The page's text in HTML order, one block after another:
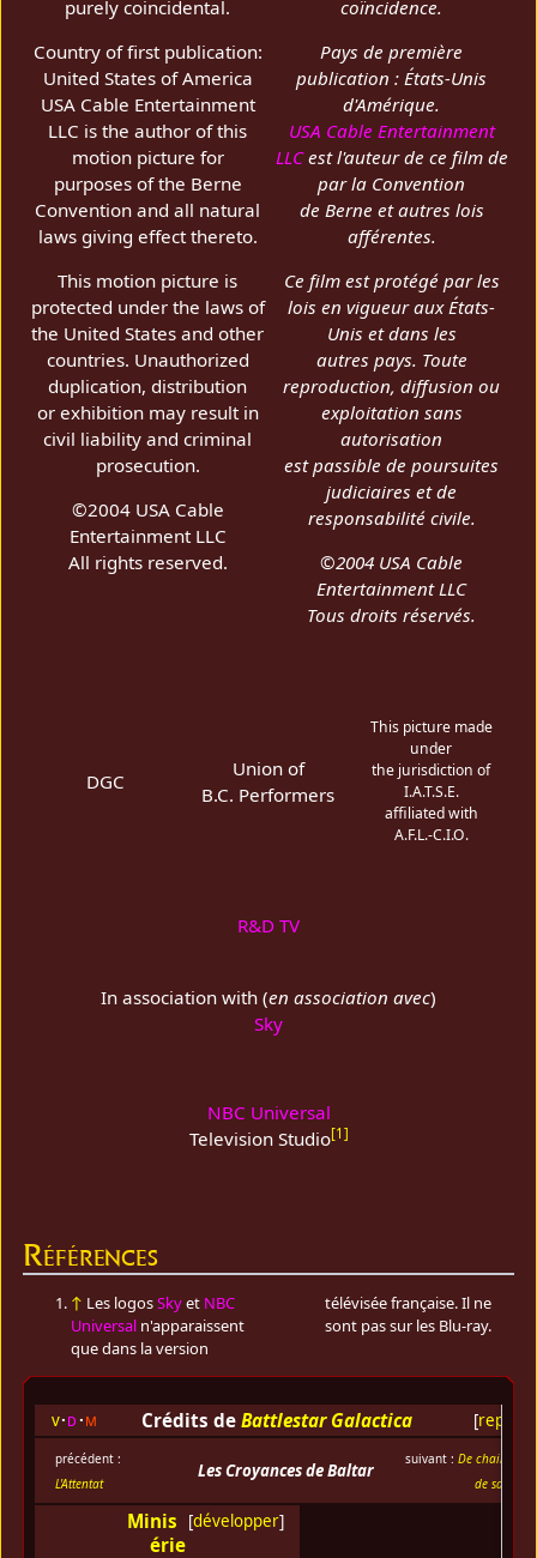
purely coincidental.
Country of first publication:
United States of America
USA Cable Entertainment
LLC is the author of this
motion picture for
purposes of the Berne
Convention and all natural
laws giving effect thereto.
This motion picture is
protected under the laws of
the United States and other
countries. Unauthorized
duplication, distribution
or exhibition may result in
civil liability and criminal
prosecution.
©2004 USA Cable
Entertainment LLC
All rights reserved.
coïncidence.
Pays de première
publication : États-Unis
d'Amérique.
USA Cable Entertainment
LLCest l'auteur de ce film de
par la Convention
de Berne et autres lois
afférentes.
Ce film est protégé par les
lois en vigueur aux États-
Unis et dans les
autres pays. Toute
reproduction, diffusion ou
exploitation sans
autorisation
est passible de poursuites
judiciaires et de
responsabilité civile.
©2004 USA Cable
Entertainment LLC
Tous droits réservés.
DGC
Union of
B.C. Performers
This picture made
under
the jurisdiction of
I.A.T.S.E.
affiliated with
A.F.L.-C.I.O.
R&D TV
In association with (en association avec)
Sky
NBC Universal
Television Studio[1 ]
Références
↑ Les logosSkyet NBC
Universal n'apparaissent
que dans la version
télévisée française. Il ne
sont pas sur les Blu-ray.
[replier
v d m Crédits de Battlestar Galactica
précédent :
L'Attentat
Les Croyances de Baltar
suivant : De chair et
de sang
[développer]
Minis
érie